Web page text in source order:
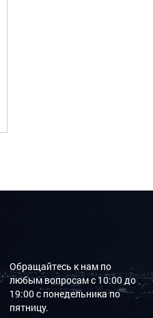
Обращайтесь к нам по
любым вопросам с 10:00 до
19:00 с понедельника по
пятницу.